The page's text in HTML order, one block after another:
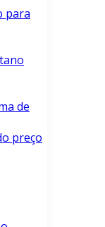
para
de
preço